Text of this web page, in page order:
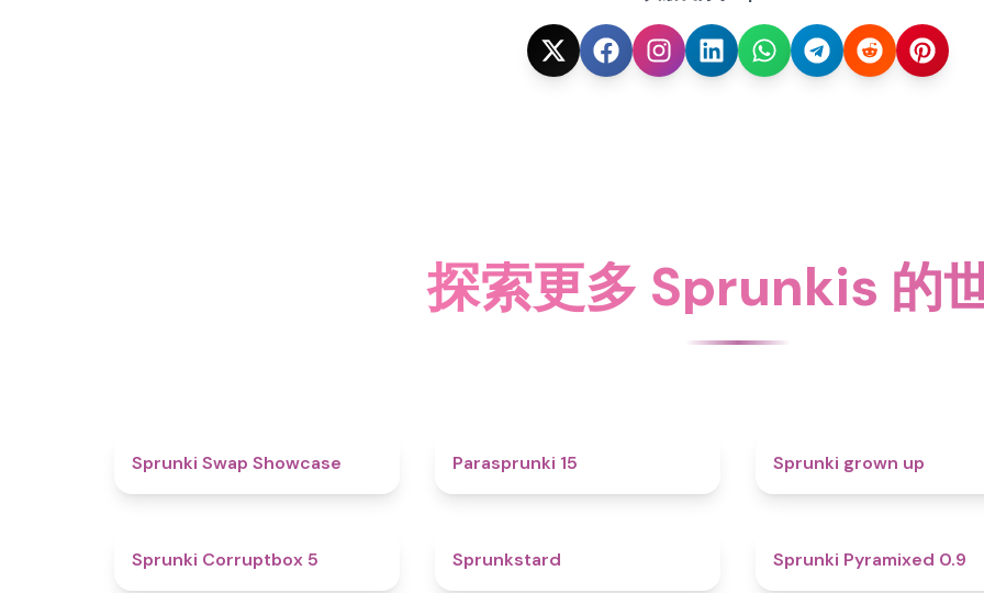
探索更多 Sprunkis 的
Sprunki Swap Showcase Parasprunki 15 Sprunki grown up
Sprunki Corruptbox 5 Sprunkstard Sprunki Pyramixed 0.9